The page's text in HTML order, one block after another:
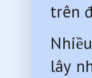
trên
lây